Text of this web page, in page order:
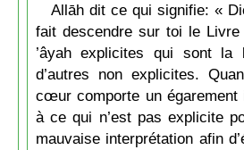
Allāh dit ce qui signifie: «
fait descendre sur toi le Livre
’âyah explicites qui sont
d’autres non explicites.
cœur comporte un égarement
à ce qui n’est pas explicite
mauvaise interprétation afin